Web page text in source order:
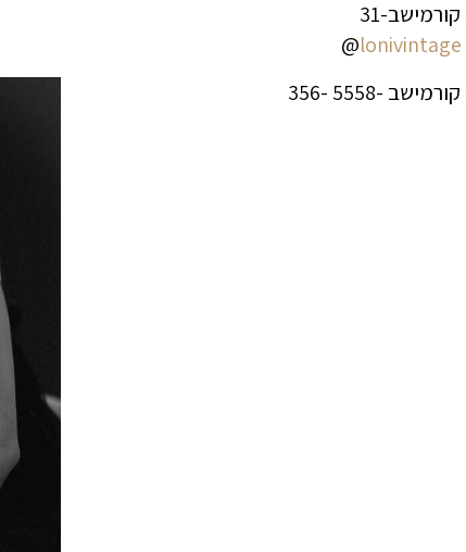
lonivintage
@